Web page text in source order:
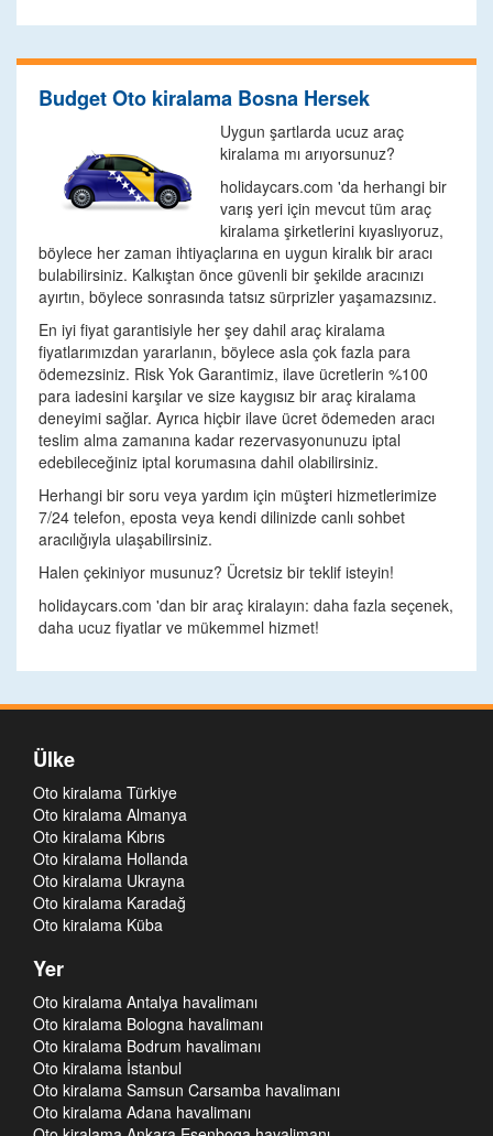
Budget Oto kiralama Bosna Hersek
Uygun şartlarda ucuz araç
kiralama mı arıyorsunuz?
holidaycars.com 'da herhangi bir
varış yeri için mevcut tüm araç
kiralama şirketlerini kıyaslıyoruz,
böylece her zaman ihtiyaçlarına en uygun kiralık bir aracı
bulabilirsiniz. Kalkıştan önce güvenli bir şekilde aracınızı
ayırtın, böylece sonrasında tatsız sürprizler yaşamazsınız.
En iyi fiyat garantisiyle her şey dahil araç kiralama
fiyatlarımızdan yararlanın, böylece asla çok fazla para
ödemezsiniz. Risk Yok Garantimiz, ilave ücretlerin %100
para iadesini karşılar ve size kaygısız bir araç kiralama
deneyimi sağlar. Ayrıca hiçbir ilave ücret ödemeden aracı
teslim alma zamanına kadar rezervasyonunuzu iptal
edebileceğiniz iptal korumasına dahil olabilirsiniz.
Herhangi bir soru veya yardım için müşteri hizmetlerimize
7/24 telefon, eposta veya kendi dilinizde canlı sohbet
aracılığıyla ulaşabilirsiniz.
Halen çekiniyor musunuz? Ücretsiz bir teklif isteyin!
holidaycars.com 'dan bir araç kiralayın: daha fazla seçenek,
daha ucuz fiyatlar ve mükemmel hizmet!
Ülke
Oto kiralama Türkiye
Oto kiralama Almanya
Oto kiralama Kıbrıs
Oto kiralama Hollanda
Oto kiralama Ukrayna
Oto kiralama Karadağ
Oto kiralama Küba
Yer
Oto kiralama Antalya havalimanı
Oto kiralama Bologna havalimanı
Oto kiralama Bodrum havalimanı
Oto kiralama İstanbul
Oto kiralama Samsun Carsamba havalimanı
Oto kiralama Adana havalimanı